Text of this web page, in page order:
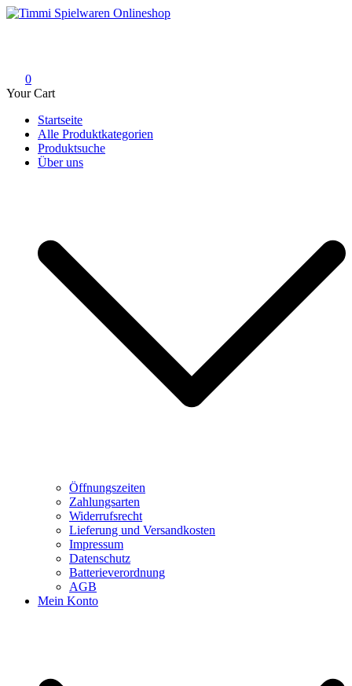
Skip
0
Your Cart
Startseite
Alle Produktkategorien
Produktsuche
Über uns
Öffnungszeiten
Zahlungsarten
Widerrufsrecht
Lieferung und Versandkosten
Impressum
Datenschutz
Batterieverordnung
AGB
Mein Konto